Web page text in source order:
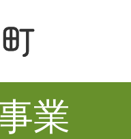
業